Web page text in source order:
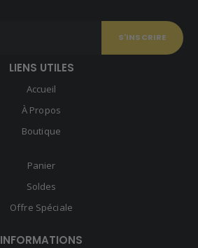
LIENS UTILES
Accueil
À Propos
Boutique
Panier
Soldes
Offre Spéciale
INFORMATIONS